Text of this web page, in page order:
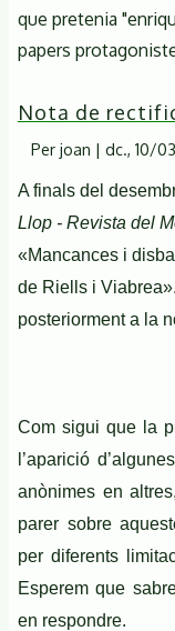
que pretenia
papers
Nota de
Per joan | dc., 10/
A finals del
Llop - Revista del
«Mancances i
de Riells i
posteriorment a la
Com sigui que la
l’aparició
anònimes en
parer sobre
per diferents
Esperem que
en respondre.